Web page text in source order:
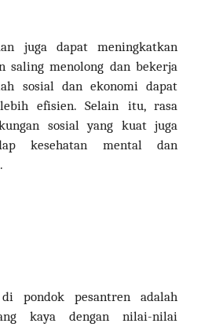
juga dapat meningkatkan
saling menolong dan bekerja
sosial dan ekonomi dapat
efisien. Selain itu, rasa
sosial yang kuat juga
kesehatan mental dan
pondok pesantren adalah
kaya dengan nilai-nilai